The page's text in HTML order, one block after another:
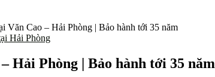
Văn Cao – Hải Phòng | Bảo hành tới 35 năm
Hải Phòng
Hải Phòng | Bảo hành tới 35 năm